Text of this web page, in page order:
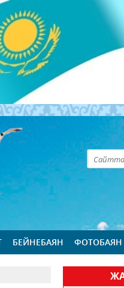
БЕЙНЕБАЯН ФОТОБАЯН